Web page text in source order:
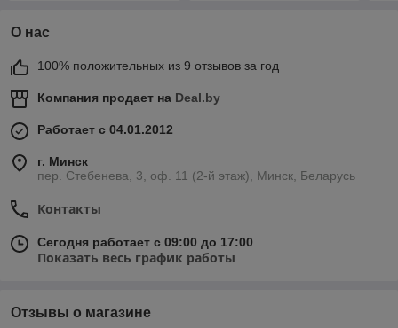
О нас
100% положительных из 9 отзывов за год
Компания продает на Deal.by
Работает с 04.01.2012
г. Минск
пер. Стебенева, 3, оф. 11 (2-й этаж), Минск, Беларусь
Контакты
Сегодня работает с 09:00 до 17:00
Показать весь график работы
Отзывы о магазине